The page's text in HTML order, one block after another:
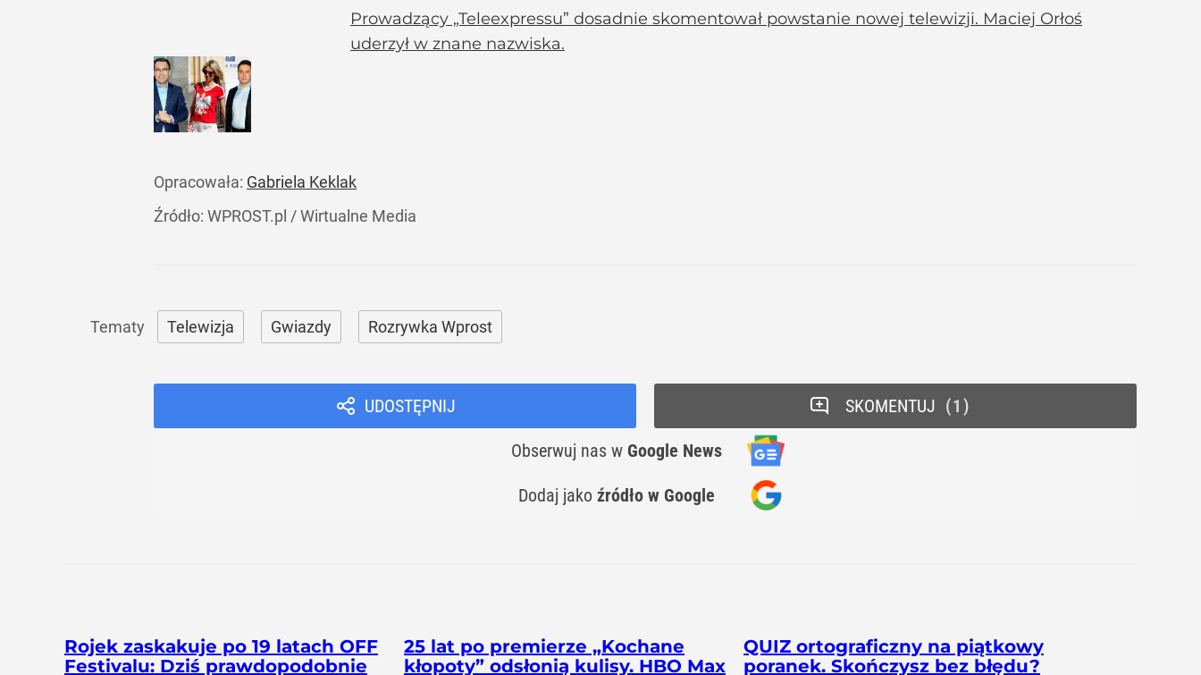
Prowadzący „Teleexpressu” dosadnie skomentował powstanie nowej telewizji. Maciej Orłoś
uderzył w znane nazwiska.
Opracowała: Gabriela Keklak
Źródło: WPROST.pl /Wirtualne Media
Telewizja Gwiazdy Rozrywka Wprost
UDOSTĘPNIJ
Obserwuj nas w Google News
Dodaj jako źródło w Google
SKOMENTUJ 1
Rojek zaskakuje po 19 latach OFF
Festivalu: Dziś prawdopodobnie
25 lat po premierze „Kochane
kłopoty” odsłonią kulisy. HBO Max
QUIZ ortograficzny na piątkowy
poranek. Skończysz bez błędu?